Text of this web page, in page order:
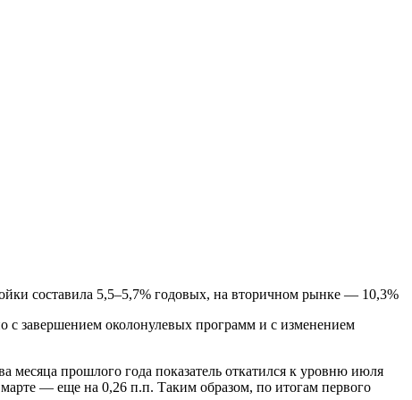
составила 5,5–5,7% годовых, на вторичном рынке — 10,3%
с завершением околонулевых программ и с изменением
месяца прошлого года показатель откатился к уровню июля
— еще на 0,26 п.п. Таким образом, по итогам первого